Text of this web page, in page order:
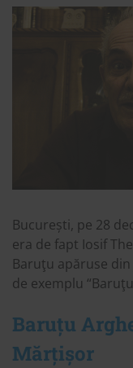
București, pe 28
era de fapt Iosif
Baruţu apăruse
de exemplu
Baruțu
Mărțișor